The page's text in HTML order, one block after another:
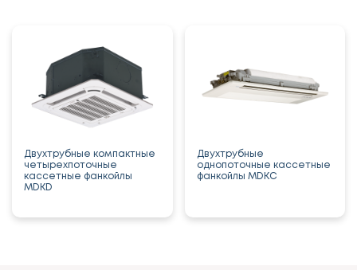
Двухтрубные компактные
четырехпоточные
кассетные фанкойлы
MDKD
Двухтрубные
однопоточные кассетные
фанкойлы MDKC